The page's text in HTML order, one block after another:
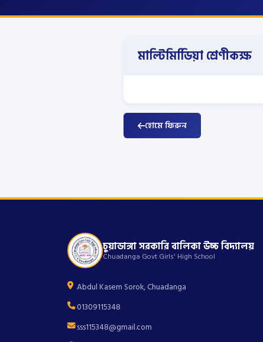
মাল্টিমিডিিয়া শ্রেণীকক্ষ
হোমে ফিরুন
চুয়াডাঙ্গা সরকারি বালিকা উচ্চ বিদ্যালয়
Chuadanga Govt Girls' High School
Abdul Kasem Sorok, Chuadanga
01309115348
sss115348@gmail.com